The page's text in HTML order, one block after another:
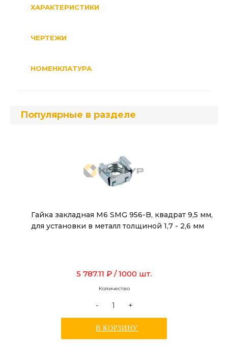
ХАРАКТЕРИСТИКИ
ЧЕРТЕЖИ
НОМЕНКЛАТУРА
Популярные в разделе
Гайка закладная М6 SMG 956-B, квадрат 9,5 мм,
для установки в металл толщиной 1,7 - 2,6 мм
5 787.11 ₽ / 1000 шт.
Количество
- +
В КОРЗИНУ